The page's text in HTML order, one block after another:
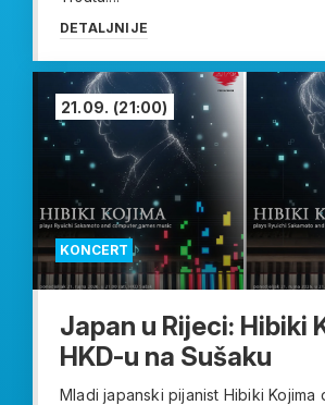
DETALJNIJE
KONCERT
21.09. (21:00)
Japan u Rijeci: Hibiki
HKD-u na Sušaku
Mladi japanski pijanist Hibiki Kojima